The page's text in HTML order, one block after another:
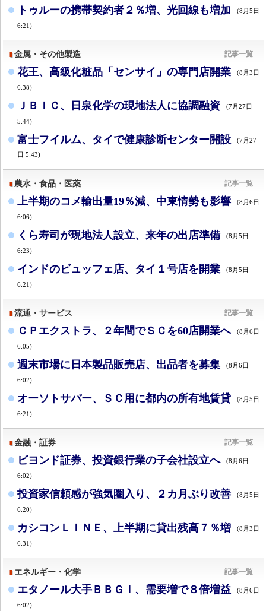
トゥルーの携帯契約者２％増、光回線も増加 (8月5日
6:21)
金属・その他製造 記事一覧
花王、高級化粧品「センサイ」の専門店開業 (8月3日
6:38)
ＪＢＩＣ、日泉化学の現地法人に協調融資 (7月27日
5:44)
富士フイルム、タイで健康診断センター開設
(7月27
日 5:43)
農水・食品・医薬 記事一覧
上半期のコメ輸出量19％減、中東情勢も影響 (8月6日
6:06)
くら寿司が現地法人設立、来年の出店準備 (8月5日
6:23)
インドのビュッフェ店、タイ１号店を開業 (8月5日
6:21)
流通・サービス 記事一覧
ＣＰエクストラ、２年間でＳＣを60店開業へ (8月6日
6:05)
週末市場に日本製品販売店、出品者を募集 (8月6日
6:02)
オーソトサパー、ＳＣ用に都内の所有地賃貸 (8月5日
6:21)
金融・証券 記事一覧
ビヨンド証券、投資銀行業の子会社設立へ (8月6日
6:02)
投資家信頼感が強気圏入り、２カ月ぶり改善 (8月5日
6:20)
カシコンＬＩＮＥ、上半期に貸出残高７％増 (8月3日
6:31)
エネルギー・化学 記事一覧
エタノール大手ＢＢＧＩ、需要増で８倍増益 (8月6日
6:02)